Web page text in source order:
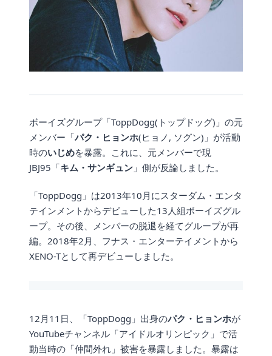
ボーイズグループ「ToppDogg(トップドッグ)」の元
メンバー「パク・ヒョンホ(ヒョノ, ソグン)」が活動
時のいじめを暴露。これに、元メンバーで現
JBJ95「キム・サンギュン 」側が反論しました。
「ToppDogg」は2013年10月にスターダム・エンタ
テインメントからデビューした13人組ボーイズグル
ープ。その後、メンバーの脱退を経てグループが再
編。2018年2月、フナス・エンターテイメントから
XENO-Tとして再デビューしました。
12月11日、「ToppDogg」出身のパク・ヒョンホが
YouTubeチャンネル「アイドルオリンピック」で活
動当時の「仲間外れ」被害を暴露しました。暴露は